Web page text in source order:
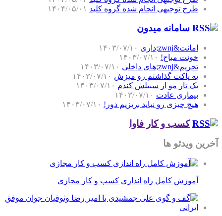
طرح توجیهی انجام شده گروه کلید ۱۴۰۴/۰۵/۰۱
سامانه میدون
امانت&zwnj;داری
۱۴۰۳/۰۷/۱۰
خونت مباح! ۱۴۰۳/۰۷/۱۰
تحریم&zwnj;های داخلی
۱۴۰۳/۰۷/۱۰
یه پاکت گذاشتم رو میزش ۱۴۰۳/۰۷/۱۰
یک تار مو از سبیلش کندم ۱۴۰۳/۰۷/۱۰
بیماری عادت ۱۴۰۳/۰۷/۱۰
هیچ چیزی رو نباید بریزیم دور! ۱۴۰۳/۰۷/۱۰
کسب و کار فاوا
آخرین ویدئو ها
آموزش کامل راه اندازی کسب و کار مجازی